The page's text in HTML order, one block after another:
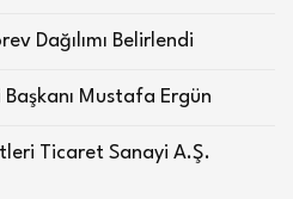
Dağılımı Belirlendi
Mustafa Ergün
Ticaret Sanayi A.Ş.